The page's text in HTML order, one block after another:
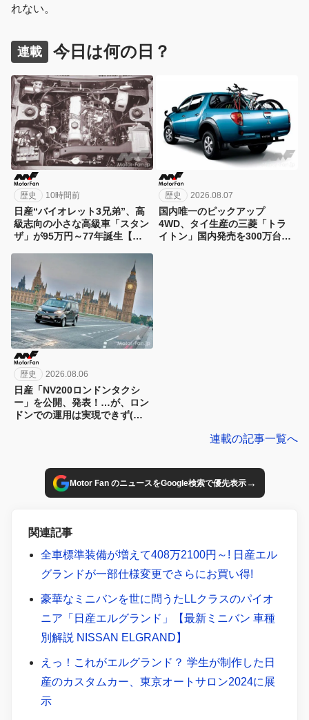
れない。
連載 今日は何の日？
歴史 10時間前
日産“バイオレット3兄弟”、高
級志向の小さな高級車「スタン
ザ」が95万円～77年誕生【今
歴史 2026.08.07
国内唯一のピックアップ
4WD、タイ生産の三菱「トラ
イトン」国内発売を300万台限
歴史 2026.08.06
日産「NV200ロンドンタクシ
ー」を公開、発表！…が、ロン
ドンでの運用は実現できず(涙)
連載の記事一覧へ
Motor Fan のニュースをGoogle検索で優先表示→
関連記事
全車標準装備が増えて408万2100円～! 日産エル
グランドが一部仕様変更でさらにお買い得!
豪華なミニバンを世に問うたLLクラスのパイオ
ニア「日産エルグランド」【最新ミニバン 車種
別解説 NISSAN ELGRAND】
えっ！これがエルグランド？ 学生が制作した日
産のカスタムカー、東京オートサロン2024に展
示